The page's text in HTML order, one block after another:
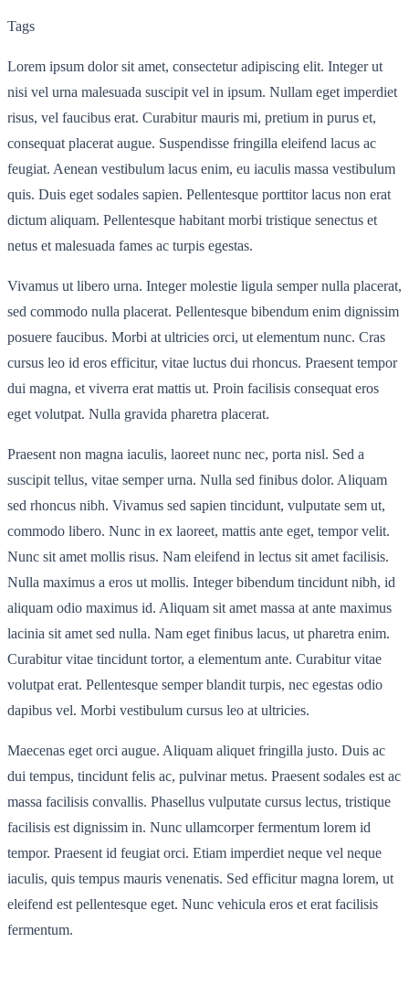
Tags
Lorem ipsum dolor sit amet, consectetur adipiscing elit. Integer ut
nisi vel urna malesuada suscipit vel in ipsum. Nullam eget imperdiet
risus, vel faucibus erat. Curabitur mauris mi, pretium in purus et,
consequat placerat augue. Suspendisse fringilla eleifend lacus ac
feugiat. Aenean vestibulum lacus enim, eu iaculis massa vestibulum
quis. Duis eget sodales sapien. Pellentesque porttitor lacus non erat
dictum aliquam. Pellentesque habitant morbi tristique senectus et
netus et malesuada fames ac turpis egestas.
Vivamus ut libero urna. Integer molestie ligula semper nulla placerat,
sed commodo nulla placerat. Pellentesque bibendum enim dignissim
posuere faucibus. Morbi at ultricies orci, ut elementum nunc. Cras
cursus leo id eros efficitur, vitae luctus dui rhoncus. Praesent tempor
dui magna, et viverra erat mattis ut. Proin facilisis consequat eros
eget volutpat. Nulla gravida pharetra placerat.
Praesent non magna iaculis, laoreet nunc nec, porta nisl. Sed a
suscipit tellus, vitae semper urna. Nulla sed finibus dolor. Aliquam
sed rhoncus nibh. Vivamus sed sapien tincidunt, vulputate sem ut,
commodo libero. Nunc in ex laoreet, mattis ante eget, tempor velit.
Nunc sit amet mollis risus. Nam eleifend in lectus sit amet facilisis.
Nulla maximus a eros ut mollis. Integer bibendum tincidunt nibh, id
aliquam odio maximus id. Aliquam sit amet massa at ante maximus
lacinia sit amet sed nulla. Nam eget finibus lacus, ut pharetra enim.
Curabitur vitae tincidunt tortor, a elementum ante. Curabitur vitae
volutpat erat. Pellentesque semper blandit turpis, nec egestas odio
dapibus vel. Morbi vestibulum cursus leo at ultricies.
Maecenas eget orci augue. Aliquam aliquet fringilla justo. Duis ac
dui tempus, tincidunt felis ac, pulvinar metus. Praesent sodales est ac
massa facilisis convallis. Phasellus vulputate cursus lectus, tristique
facilisis est dignissim in. Nunc ullamcorper fermentum lorem id
tempor. Praesent id feugiat orci. Etiam imperdiet neque vel neque
iaculis, quis tempus mauris venenatis. Sed efficitur magna lorem, ut
eleifend est pellentesque eget. Nunc vehicula eros et erat facilisis
fermentum.